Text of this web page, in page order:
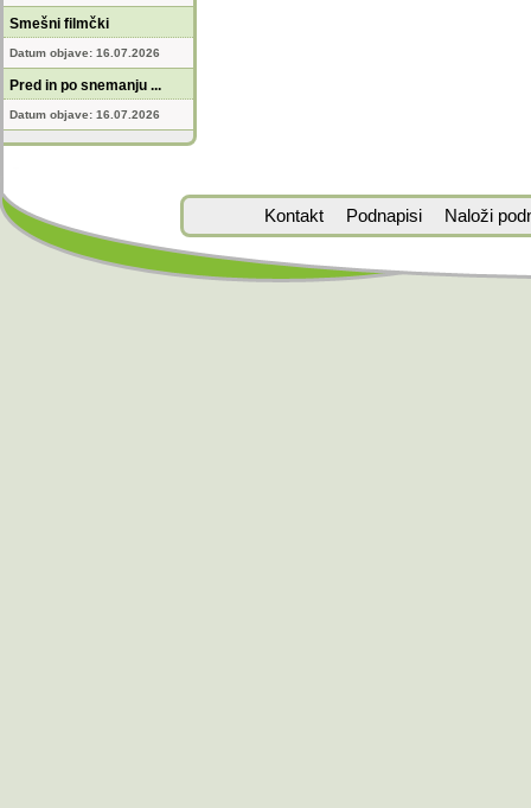
Smešni filmčki
Datum objave: 16.07.2026
Pred in po snemanju ...
Datum objave: 16.07.2026
Kontakt Podnapisi Naloži